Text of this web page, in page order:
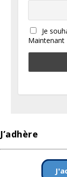
Je
Maintenant
J’adhère